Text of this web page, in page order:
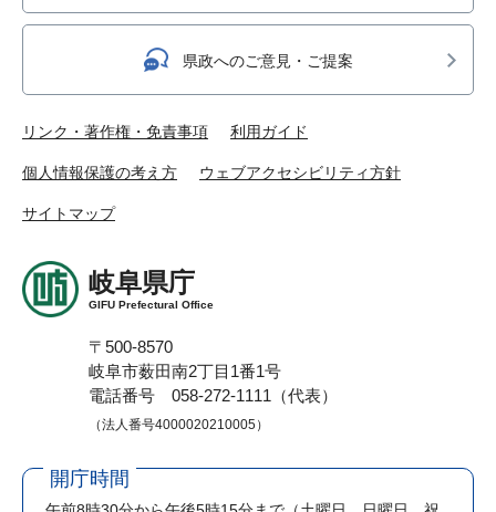
県政へのご意見・ご提案
リンク・著作権・免責事項 利用ガイド
個人情報保護の考え方 ウェブアクセシビリティ方針
サイトマップ
岐阜県庁
GIFU Prefectural Office
〒500-8570
岐阜市薮田南2丁目1番1号
電話番号 058-272-1111（代表）
（法人番号4000020210005）
開庁時間